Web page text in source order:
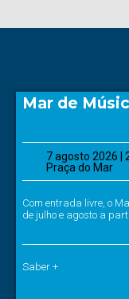
Mar de
7 agosto 2026 |
Praça do Mar
Com entrada livre, o
de julho e agosto a
Saber +